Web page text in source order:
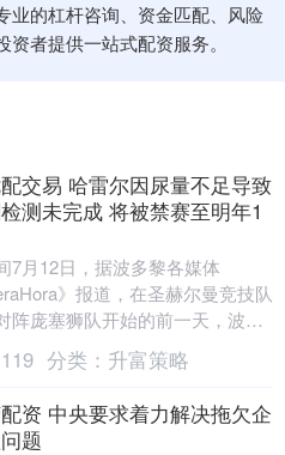
业的杠杆咨询、资金匹配、风险
者提供一站式配资服务。
交易 哈雷尔因尿量不足导致
测未完成 将被禁赛至明年1
7月12日，据波多黎各媒体
》报道，在圣赫尔曼竞技队
阵庞塞狮队开始的前一天，波多
篮球超级联赛（BSN）宣布了对
119 分类： 升富策略
资 中央要求着力解决拖欠企
题